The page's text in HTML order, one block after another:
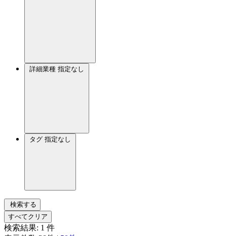
詳細業種 指定なし
タグ 指定なし
検索する
すべてクリア
検索結果: 1 件